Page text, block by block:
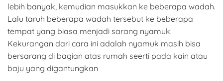
lebih banyak, kemudian masukkan ke beberapa wadah.
Lalu taruh beberapa wadah tersebut ke beberapa
tempat yang biasa menjadi sarang nyamuk.
Kekurangan dari cara ini adalah nyamuk masih bisa
bersarang di bagian atas rumah seerti pada kain atau
baju yang digantungkan